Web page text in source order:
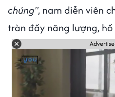
chúng", nam diễn viên
tràn đầy năng lượng,